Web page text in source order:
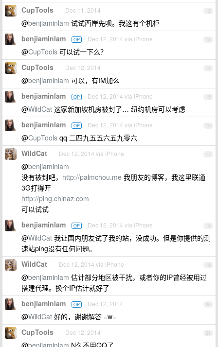
12
CupTools Dec 11, 2014
@benjiaminlam 试试西岸先呗。我这有个机柜
13
benjiaminlam OP Dec 12, 2014 via iPhone
@CupTools 可以试一下么？
14
CupTools Dec 12, 2014
@benjiaminlam 可以，有IM加么
15
benjiaminlam OP Dec 12, 2014 via iPhone
@WildCat 这家新加坡机房被封了… 纽约机房可以考虑
16
benjiaminlam OP Dec 12, 2014 via iPhone
@CupTools qq 二四九五五六五九零六
17
WildCat Dec 12, 2014 via iPhone
@benjiaminlam
没有被封吧， http://palmchou.me 我朋友的博客，我这里联通
3G打得开
http://ping.chinaz.com
可以试试
18
benjiaminlam OP Dec 12, 2014 via iPhone
@WildCat 我让国内朋友试了我的站，没成功。但是你提供的测
速站ping没有任何问题。
19
WildCat Dec 12, 2014 via iPhone
@benjiaminlam 估计部分地区被干扰，或者你的IP曾经被用过
搭建代理。换个IP估计就好了
20
benjiaminlam OP Dec 12, 2014
@WildCat 好的，谢谢解答 =w=
21
CupTools Dec 12, 2014
@benjiaminlam N久不用QQ了...